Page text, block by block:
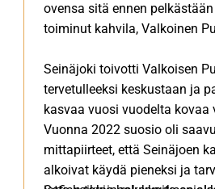
ovensa sitä ennen
toiminut kahvila, Valkoinen
Seinäjoki toivotti Valkoisen
tervetulleeksi keskustaan ja
kasvaa vuosi vuodelta kovaa
Vuonna 2022 suosio oli
mittapiirteet, että Seinäjoen
alkoivat käydä pieneksi ja